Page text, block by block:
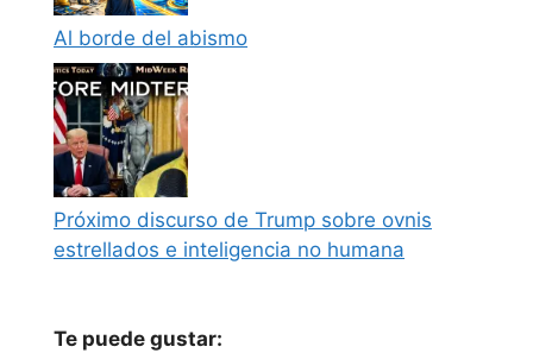
Al borde del abismo
Próximo discurso de Trump sobre ovnis
estrellados e inteligencia no humana
Te puede gustar: